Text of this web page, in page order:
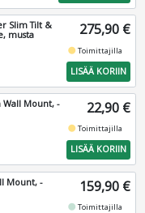
Slim Tilt &
musta
275,90 €
fiber_manual_recordToimittajilla
LISÄÄ KORIIN
Wall Mount, -
22,90 €
fiber_manual_recordToimittajilla
LISÄÄ KORIIN
Mount, -
159,90 €
fiber_manual_recordToimittajilla